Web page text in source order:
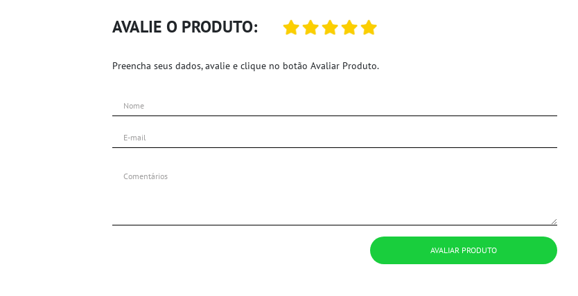
AVALIE O PRODUTO:
Preencha seus dados, avalie e clique no botão Avaliar Produto.
AVALIAR PRODUTO